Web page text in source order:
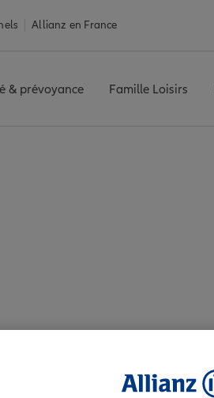
Allianz en France
& prévoyance Famille Loisirs